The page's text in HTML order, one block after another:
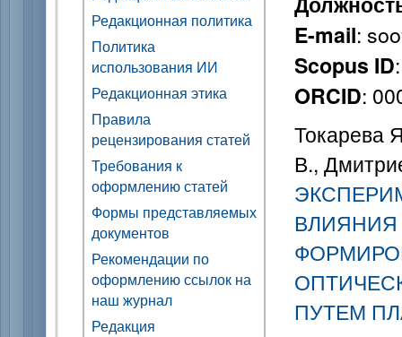
Редакционная политика
Политика
использования ИИ
Редакционная этика
Правила
рецензирования статей
Требования к
оформлению статей
Формы представляемых
документов
Рекомендации по
оформлению ссылок на
наш журнал
Редакция
E-mail:
Scopus ID
ORCID:
Токарева
В.,
ПУТЕМ